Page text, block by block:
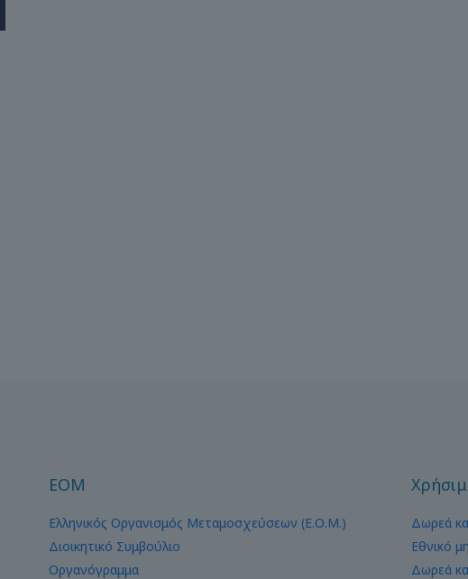
ΕΟΜ
Ελληνικός Οργανισμός Μεταμοσχεύσεων (Ε.Ο.Μ.)
Διοικητικό Συμβούλιο
Οργανόγραμμα
Δωρεά
Εθνικό
Δωρεά